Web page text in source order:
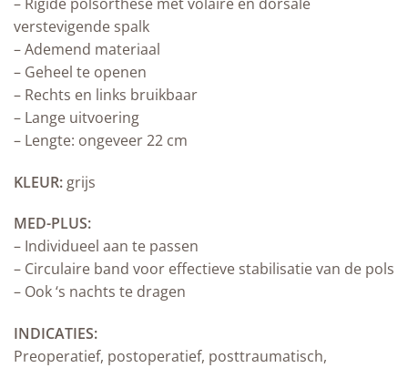
verstevigende spalk
– Ademend materiaal
– Geheel te openen
– Rechts en links bruikbaar
– Lange uitvoering
– Lengte: ongeveer 22 cm
KLEUR: grijs
MED-PLUS:
– Individueel aan te passen
– Circulaire band voor effectieve stabilisatie van de pols
– Ook ‘s nachts te dragen
INDICATIES:
Preoperatief, postoperatief, posttraumatisch,